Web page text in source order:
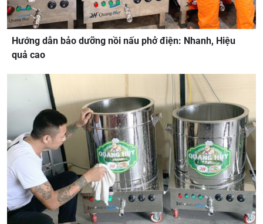
Hướng dẫn bảo dưỡng nồi nấu phở điện: Nhanh, Hiệu
quả cao